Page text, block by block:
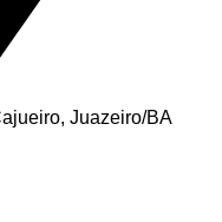
Juazeiro/BA